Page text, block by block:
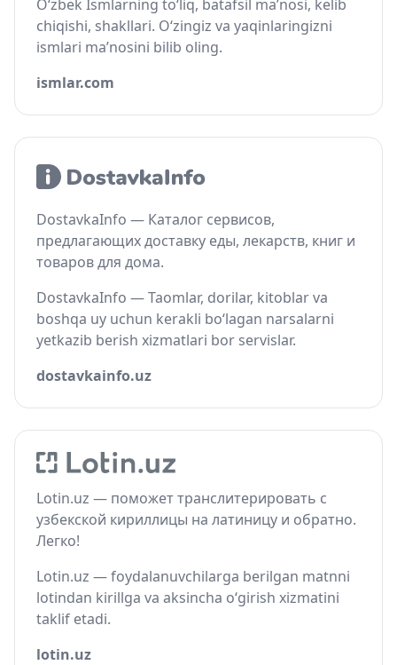
O‘zbek Ismlarning to‘liq, batafsil ma’nosi, kelib
chiqishi, shakllari. O‘zingiz va yaqinlaringizni
ismlari ma’nosini bilib oling.
ismlar.com
DostavkaInfo — Каталог сервисов,
предлагающих доставку еды, лекарств, книг и
товаров для дома.
DostavkaInfo — Taomlar, dorilar, kitoblar va
boshqa uy uchun kerakli bo‘lagan narsalarni
yetkazib berish xizmatlari bor servislar.
dostavkainfo.uz
Lotin.uz — поможет транслитерировать с
узбекской кириллицы на латиницу и обратно.
Легко!
Lotin.uz — foydalanuvchilarga berilgan matnni
lotindan kirillga va aksincha o‘girish xizmatini
taklif etadi.
lotin.uz